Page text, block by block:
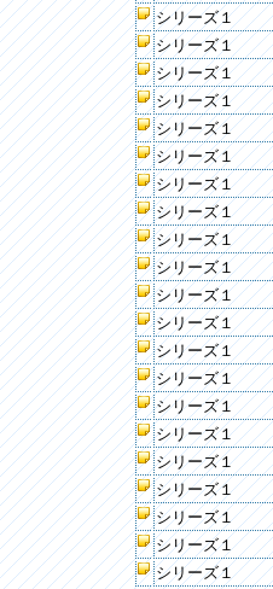
シリーズ１
シリーズ１
シリーズ１
シリーズ１
シリーズ１
シリーズ１
シリーズ１
シリーズ１
シリーズ１
シリーズ１
シリーズ１
シリーズ１
シリーズ１
シリーズ１
シリーズ１
シリーズ１
シリーズ１
シリーズ１
シリーズ１
シリーズ１
シリーズ１